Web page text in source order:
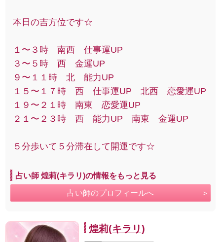
本日の吉方位です☆
１〜３時 南西 仕事運UP
３〜５時 西 金運UP
９〜１１時 北 能力UP
１５〜１７時 西 仕事運UP 北西 恋愛運UP
１９〜２１時 南東 恋愛運UP
２１〜２３時 西 能力UP 南東 金運UP
５分歩いて５分滞在して開運です☆
占い師 煌莉(キラリ)の情報をもっと見る
占い師のプロフィールへ
煌莉(キラリ)